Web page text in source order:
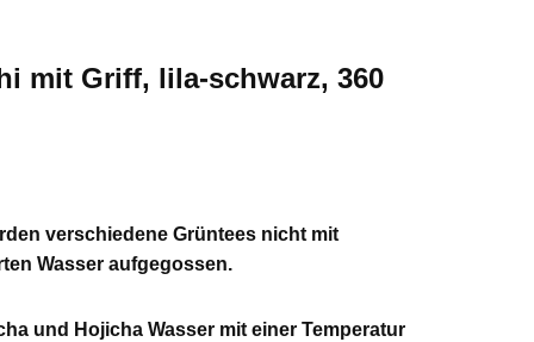
mit Griff, lila-schwarz, 360
verschiedene Grüntees nicht mit
Wasser aufgegossen.
und Hojicha Wasser mit einer Temperatur